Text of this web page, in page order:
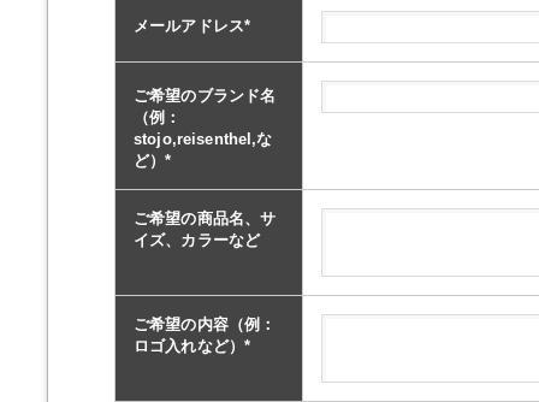
メールアドレス*
ご希望のブランド名
（例：
stojo,reisenthel,な
ど）*
ご希望の商品名、サ
イズ、カラーなど
ご希望の内容（例：
ロゴ入れなど） *